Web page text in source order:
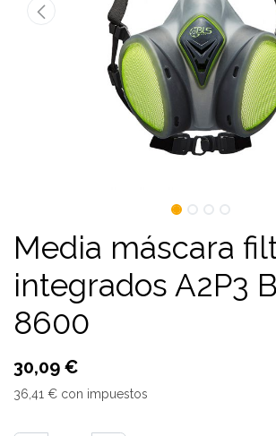
Media máscara
integrados A2P3
8600
30,09 €
36,41 € con impuestos